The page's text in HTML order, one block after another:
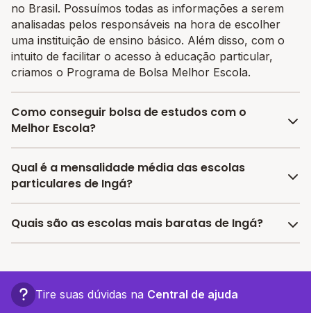
no Brasil. Possuímos todas as informações a serem
analisadas pelos responsáveis na hora de escolher
uma instituição de ensino básico. Além disso, com o
intuito de facilitar o acesso à educação particular,
criamos o Programa de Bolsa Melhor Escola.
Como conseguir bolsa de estudos com o
Melhor Escola?
O programa de bolsa do Melhor Escola disponibiliza
vagas com até 80% de desconto nas mensalidades.
matrícula no site.
Qual é a mensalidade média das escolas
particulares de Ingá?
A média da mensalidade em Ingá é de R$ 1.599,00
Quais são as escolas mais baratas de Ingá?
aqui.Tire suas dúvidas na Central de ajuda